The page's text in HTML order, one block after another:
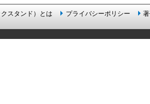
スタンド）とは プライバシーポリシー